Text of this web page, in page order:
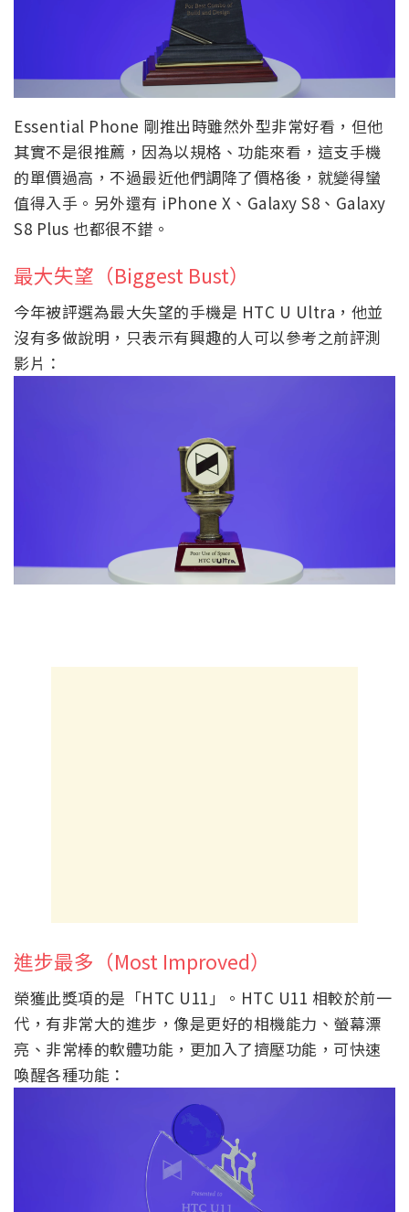
Essential Phone 剛推出時雖然外型非常好看，但他
其實不是很推薦，因為以規格、功能來看，這支手機
的單價過高，不過最近他們調降了價格後，就變得蠻
值得入手。另外還有 iPhone X、Galaxy S8、Galaxy
S8 Plus 也都很不錯。
最大失望（Biggest Bust）
今年被評選為最大失望的手機是 HTC U Ultra，他並
沒有多做說明，只表示有興趣的人可以參考之前評測
影片：
進步最多（Most Improved）
榮獲此獎項的是「HTC U11」。HTC U11 相較於前一
代，有非常大的進步，像是更好的相機能力、螢幕漂
亮、非常棒的軟體功能，更加入了擠壓功能，可快速
喚醒各種功能：